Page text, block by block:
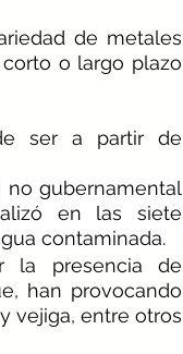
de metales
o largo plazo
ser a partir de
no gubernamental
en las siete
contaminada.
la presencia de
han provocando
vejiga, entre otros